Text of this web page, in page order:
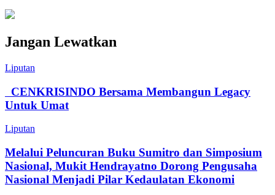
Jangan Lewatkan
Liputan
CENKRISINDO Bersama Membangun Legacy
Untuk Umat
Liputan
Melalui Peluncuran Buku Sumitro dan Simposium
Nasional, Mukit Hendrayatno Dorong Pengusaha
Nasional Menjadi Pilar Kedaulatan Ekonomi